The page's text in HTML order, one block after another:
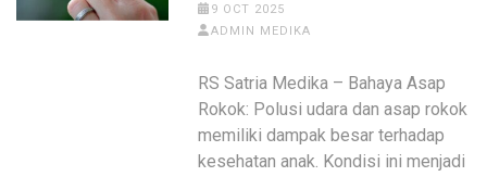
9 OCT 2025
ADMIN MEDIKA
RS Satria Medika – Bahaya Asap
Rokok: Polusi udara dan asap rokok
memiliki dampak besar terhadap
kesehatan anak. Kondisi ini menjadi